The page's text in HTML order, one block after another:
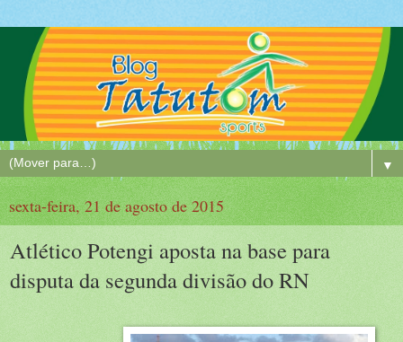
▼
sexta-feira, 21 de agosto de 2015
Atlético Potengi aposta na base para
disputa da segunda divisão do RN